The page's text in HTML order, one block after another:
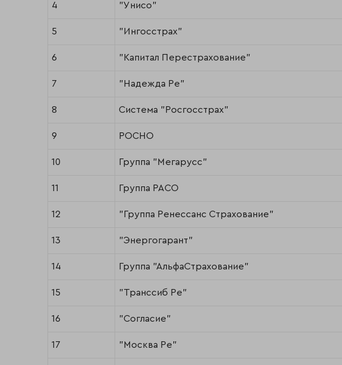
4 "Унисо"
5 "Ингосстрах"
6 "Капитал Перестрахование"
7 "Надежда Ре"
8 Система "Росгосстрах"
9 РОСНО
10 Группа "Мегарусс"
11 Группа РАСО
12 "Группа Ренессанс Страхование"
13 "Энергогарант"
14 Группа "АльфаСтрахование"
15 "Транссиб Ре"
16 "Согласие"
17 "Москва Ре"